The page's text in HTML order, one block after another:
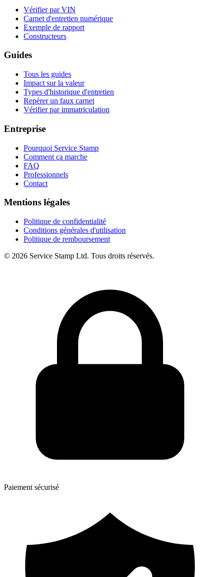
Vérifier par VIN
Carnet d'entretien numérique
Exemple de rapport
Constructeurs
Guides
Tous les guides
Impact sur la valeur
Types d'historique d'entretien
Repérer un faux carnet
Vérifier par immatriculation
Entreprise
Pourquoi Service Stamp
Comment ça marche
FAQ
Professionnels
Contact
Mentions légales
Politique de confidentialité
Conditions générales d'utilisation
Politique de remboursement
© 2026 Service Stamp Ltd. Tous droits réservés.
Paiement sécurisé